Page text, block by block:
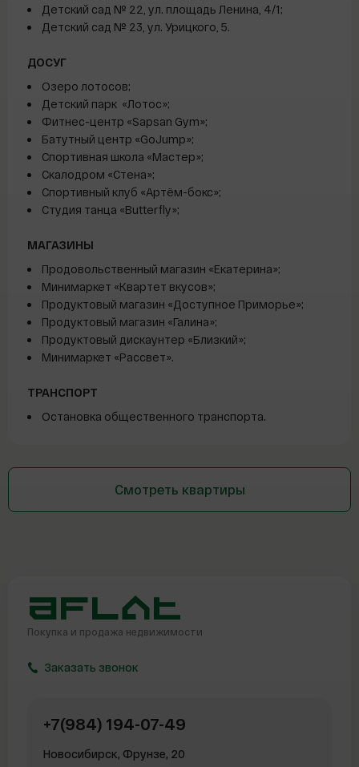
Детский сад № 22, ул. площадь Ленина, 4/1;
Детский сад № 23, ул. Урицкого, 5.
ДОСУГ
Озеро лотосов;
Детский парк «Лотос»;
Фитнес-центр «Sapsan Gym»;
Батутный центр «GoJump»;
Спортивная школа «Мастер»;
Скалодром «Стена»;
Спортивный клуб «Артём-бокс»;
Студия танца «Butterfly»;
МАГАЗИНЫ
Продовольственный магазин «Екатерина»;
Минимаркет «Квартет вкусов»;
Продуктовый магазин «Доступное Приморье»;
Продуктовый магазин «Галина»;
Продуктовый дискаунтер «Близкий»;
Минимаркет «Рассвет».
ТРАНСПОРТ
Остановка общественного транспорта.
Смотреть квартиры
Покупка и продажа недвижимости
Заказать звонок
+7(984) 194-07-49
Новосибирск, Фрунзе, 20